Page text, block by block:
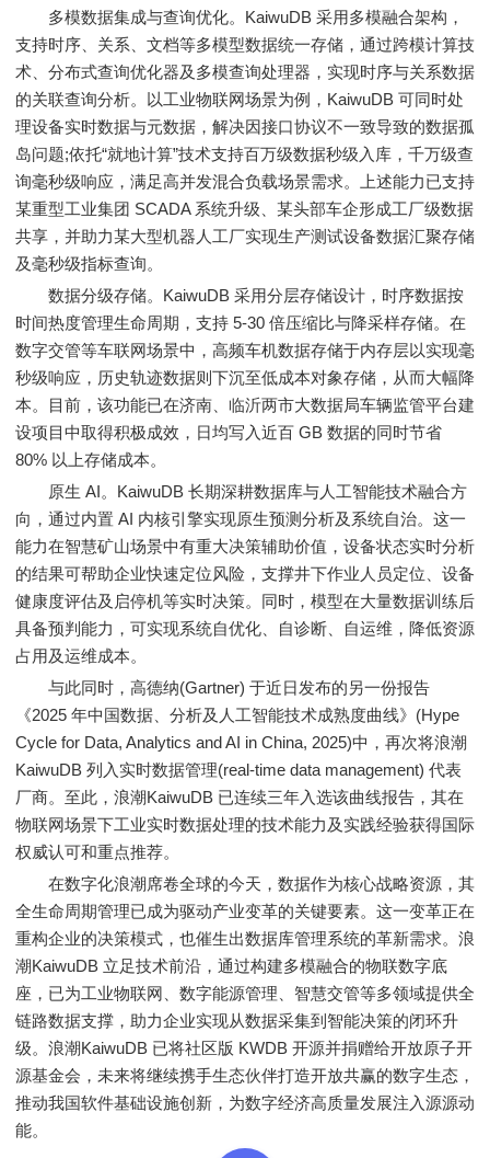
多模数据集成与查询优化。KaiwuDB 采用多模融合架构，
支持时序、关系、文档等多模型数据统一存储，通过跨模计算技
术、分布式查询优化器及多模查询处理器，实现时序与关系数据
的关联查询分析。以工业物联网场景为例，KaiwuDB 可同时处
理设备实时数据与元数据，解决因接口协议不一致导致的数据孤
岛问题;依托“就地计算”技术支持百万级数据秒级入库，千万级查
询毫秒级响应，满足高并发混合负载场景需求。上述能力已支持
某重型工业集团 SCADA 系统升级、某头部车企形成工厂级数据
共享，并助力某大型机器人工厂实现生产测试设备数据汇聚存储
及毫秒级指标查询。
数据分级存储。KaiwuDB 采用分层存储设计，时序数据按
时间热度管理生命周期，支持 5-30 倍压缩比与降采样存储。在
数字交管等车联网场景中，高频车机数据存储于内存层以实现毫
秒级响应，历史轨迹数据则下沉至低成本对象存储，从而大幅降
本。目前，该功能已在济南、临沂两市大数据局车辆监管平台建
设项目中取得积极成效，日均写入近百 GB 数据的同时节省
80% 以上存储成本。
原生 AI。KaiwuDB 长期深耕数据库与人工智能技术融合方
向，通过内置 AI 内核引擎实现原生预测分析及系统自治。这一
能力在智慧矿山场景中有重大决策辅助价值，设备状态实时分析
的结果可帮助企业快速定位风险，支撑井下作业人员定位、设备
健康度评估及启停机等实时决策。同时，模型在大量数据训练后
具备预判能力，可实现系统自优化、自诊断、自运维，降低资源
占用及运维成本。
与此同时，高德纳(Gartner) 于近日发布的另一份报告
《2025 年中国数据、分析及人工智能技术成熟度曲线》(Hype
Cycle for Data, Analytics and AI in China, 2025)中，再次将浪潮
KaiwuDB 列入实时数据管理(real-time data management) 代表
厂商。至此，浪潮KaiwuDB 已连续三年入选该曲线报告，其在
物联网场景下工业实时数据处理的技术能力及实践经验获得国际
权威认可和重点推荐。
在数字化浪潮席卷全球的今天，数据作为核心战略资源，其
全生命周期管理已成为驱动产业变革的关键要素。这一变革正在
重构企业的决策模式，也催生出数据库管理系统的革新需求。浪
潮KaiwuDB 立足技术前沿，通过构建多模融合的物联数字底
座，已为工业物联网、数字能源管理、智慧交管等多领域提供全
链路数据支撑，助力企业实现从数据采集到智能决策的闭环升
级。浪潮KaiwuDB 已将社区版 KWDB 开源并捐赠给开放原子开
源基金会，未来将继续携手生态伙伴打造开放共赢的数字生态，
推动我国软件基础设施创新，为数字经济高质量发展注入源源动
能。